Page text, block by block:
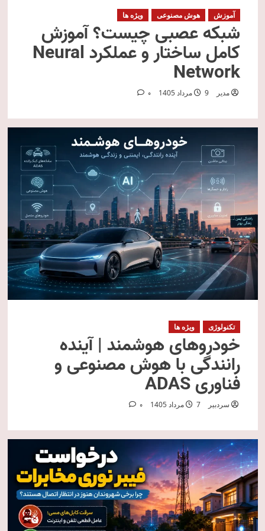
آموزش هوش مصنوعی ویژه ها
شبکه عصبی چیست؟ آموزش
کامل ساختار و عملکرد Neural
Network
مدیر 9 مرداد 1405 0
تکنولوژی ویژه ها
خودروهای هوشمند | آینده
رانندگی با هوش مصنوعی و
فناوری ADAS
سردبیر 7 مرداد 1405 0